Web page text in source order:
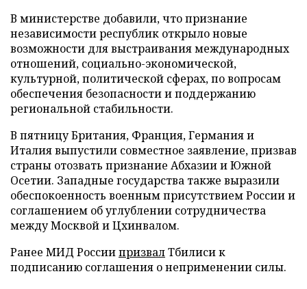
В министерстве добавили, что признание
независимости республик открыло новые
возможности для выстраивания международных
отношений, социально-экономической,
культурной, политической сферах, по вопросам
обеспечения безопасности и поддержанию
региональной стабильности.
В пятницу Британия, Франция, Германия и
Италия выпустили совместное заявление, призвав
страны отозвать признание Абхазии и Южной
Осетии. Западные государства также выразили
обеспокоенность военным присутствием России и
соглашением об углублении сотрудничества
между Москвой и Цхинвалом.
Ранее МИД РоссиипризвалТбилиси к
подписанию соглашения о неприменении силы.